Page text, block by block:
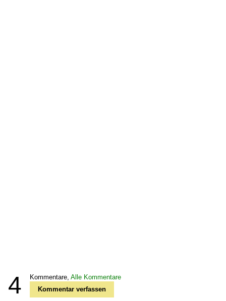
4 Kommentare, Alle Kommentare
Kommentar verfassen